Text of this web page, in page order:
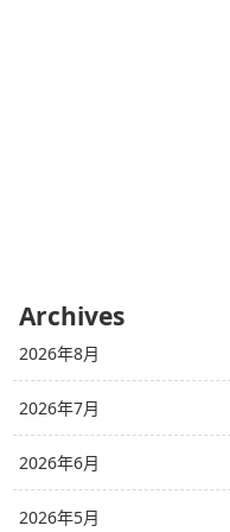
Archives
2026年8月
2026年7月
2026年6月
2026年5月